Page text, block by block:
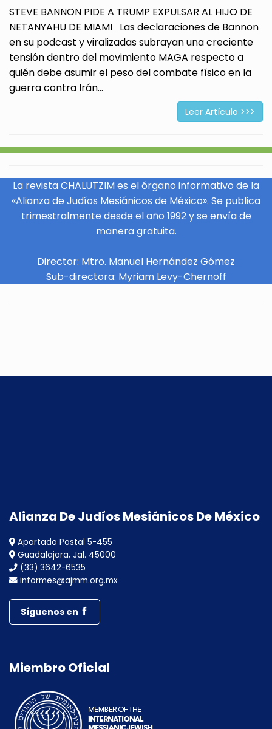
STEVE BANNON PIDE A TRUMP EXPULSAR AL HIJO DE
NETANYAHU DE MIAMI Las declaraciones de Bannon
en su podcast y viralizadas subrayan una creciente
tensión dentro del movimiento MAGA respecto a
quién debe asumir el peso del combate físico en la
guerra contra Irán...
Leer Artículo >>>
La revista CHALUTZIM es el órgano informativo de la
«Alianza de Judíos Mesiánicos de México». Se publica
trimestralmente desde el año 1992 y se envía de
manera gratuita.
Director: Mtro. Manuel Hernández Gómez
Sub-directora: Myriam Levy-Chernoff
Alianza De Judíos Mesiánicos De México
Apartado Postal 5-455
Guadalajara, Jal. 45000
(33) 3642-6535
informes@ajmm.org.mx
Síguenos en
Miembro Oficial